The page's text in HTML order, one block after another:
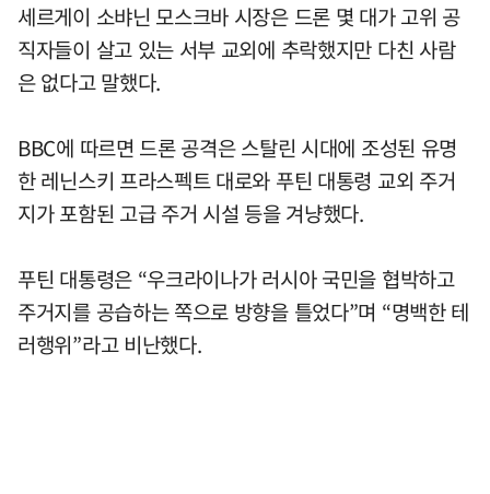
세르게이 소뱌닌 모스크바 시장은 드론 몇 대가 고위 공
직자들이 살고 있는 서부 교외에 추락했지만 다친 사람
은 없다고 말했다.
BBC에 따르면 드론 공격은 스탈린 시대에 조성된 유명
한 레닌스키 프라스펙트 대로와 푸틴 대통령 교외 주거
지가 포함된 고급 주거 시설 등을 겨냥했다.
푸틴 대통령은 “우크라이나가 러시아 국민을 협박하고
주거지를 공습하는 쪽으로 방향을 틀었다”며 “명백한 테
러행위”라고 비난했다.